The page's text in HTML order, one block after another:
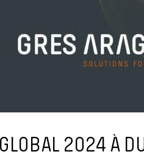
2024 À